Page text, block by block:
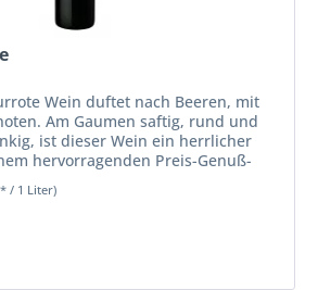
Wein duftet nach Beeren, mit
Am Gaumen saftig, rund und
ist dieser Wein ein herrlicher
hervorragenden Preis-Genuß-
/ 1 Liter)